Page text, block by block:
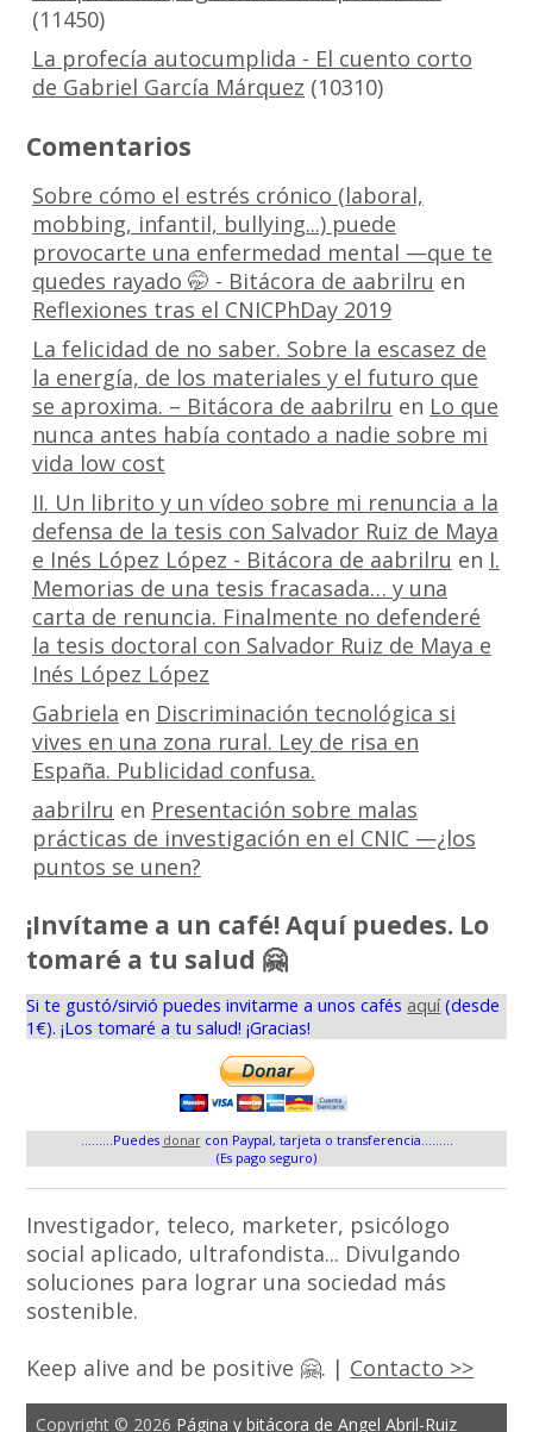
(11450)
La profecía autocumplida - El cuento corto
de Gabriel García Márquez (10310)
Comentarios
Sobre cómo el estrés crónico (laboral,
mobbing, infantil, bullying...) puede
provocarte una enfermedad mental —que te
quedes rayado 🤭 - Bitácora de aabrilru en
Reflexiones tras el CNICPhDay 2019
La felicidad de no saber. Sobre la escasez de
la energía, de los materiales y el futuro que
se aproxima. – Bitácora de aabrilru en Lo que
nunca antes había contado a nadie sobre mi
vida low cost
II. Un librito y un vídeo sobre mi renuncia a la
defensa de la tesis con Salvador Ruiz de Maya
e Inés López López - Bitácora de aabrilru en I.
Memorias de una tesis fracasada… y una
carta de renuncia. Finalmente no defenderé
la tesis doctoral con Salvador Ruiz de Maya e
Inés López López
Gabriela en Discriminación tecnológica si
vives en una zona rural. Ley de risa en
España. Publicidad confusa.
aabrilru en Presentación sobre malas
prácticas de investigación en el CNIC —¿los
puntos se unen?
¡Invítame a un café! Aquí puedes. Lo
tomaré a tu salud 🤗
Si te gustó/sirvió puedes invitarme a unos cafés aquí(desde
1€). ¡Los tomaré a tu salud! ¡Gracias!
.........Puedes donarcon Paypal, tarjeta o transferencia.........
(Es pago seguro)
Investigador, teleco, marketer, psicólogo
social aplicado, ultrafondista... Divulgando
soluciones para lograr una sociedad más
sostenible.
Keep alive and be positive 🤗. | Contacto >>
Copyright © 2026 Página y bitácora de Angel Abril-Ruiz